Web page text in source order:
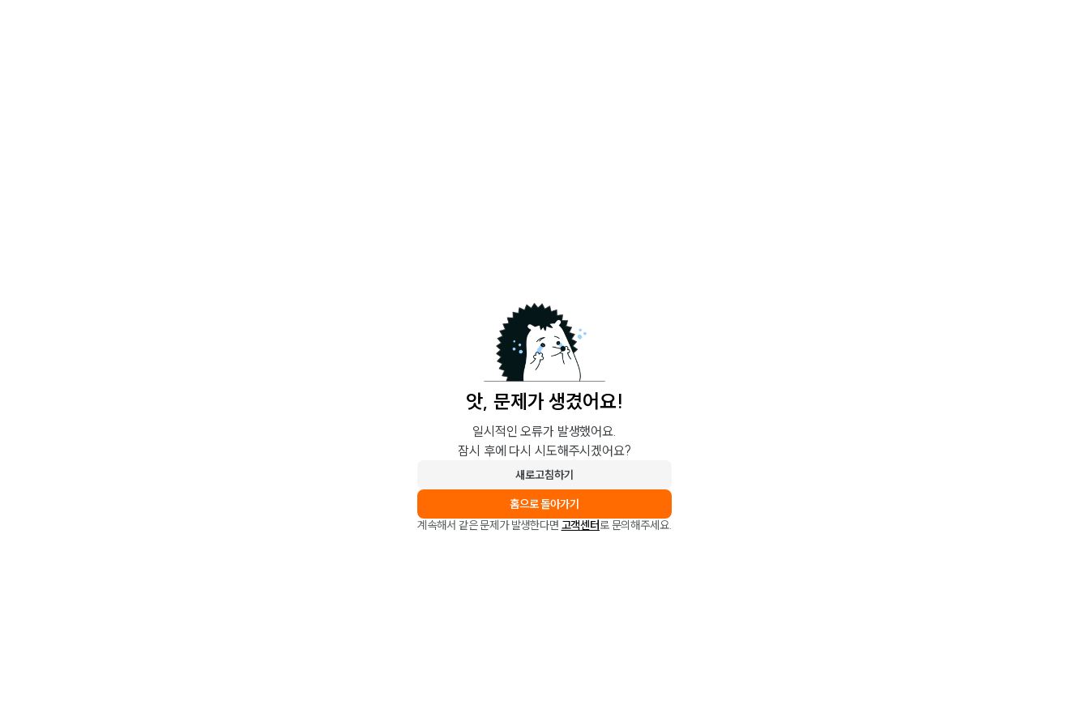
앗, 문제가 생겼어요!
일시적인 오류가 발생했어요.
잠시 후에 다시 시도해주시겠어요?
새로고침하기
홈으로 돌아가기
계속해서 같은 문제가 발생한다면 고객센터로 문의해주세요.